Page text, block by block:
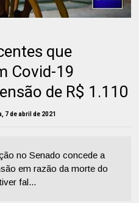
que
Covid-19
de R$ 1.110
7 de abril de 2021
no Senado concede a
em razão da morte do
fal...